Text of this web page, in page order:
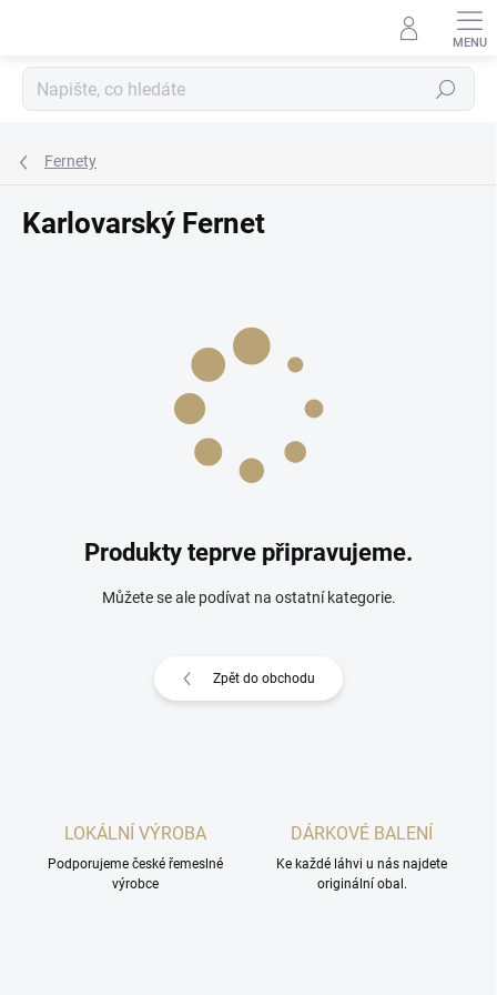
Hledat
Fernety
Karlovarský Fernet
Produkty teprve připravujeme.
Můžete se ale podívat na ostatní kategorie.
Zpět do obchodu
LOKÁLNÍ VÝROBA
Podporujeme české řemeslné
výrobce
DÁRKOVÉ BALENÍ
Ke každé láhvi u nás najdete
originální obal.